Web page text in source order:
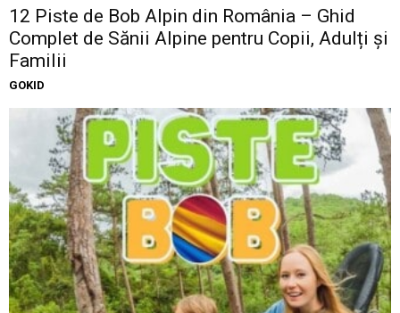
12 Piste de Bob Alpin din România – Ghid
Complet de Sănii Alpine pentru Copii, Adulți și
Familii
GOKID